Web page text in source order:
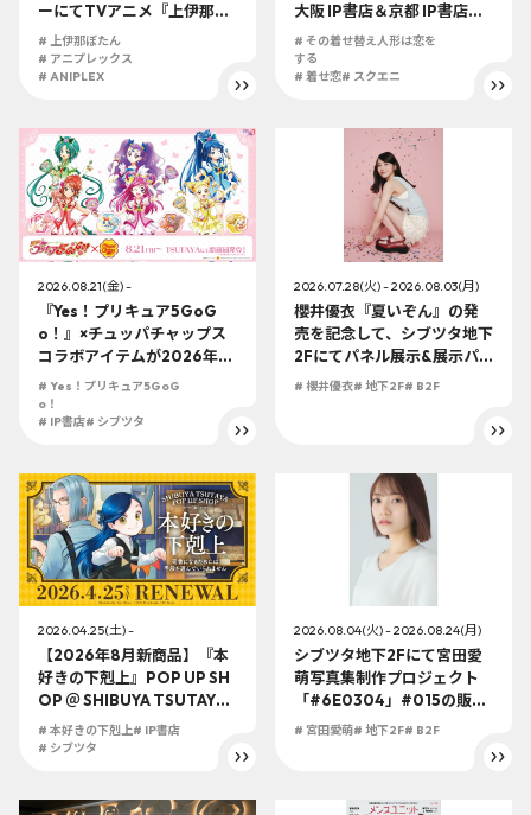
ーにてTVアニメ『上伊那ぼ
たん、酔へる姿は百合の
花』 の展開が決定！！
# 上伊那ぼたん
# アニプレックス
# ANIPLEX
大阪 IP書店＆京都 IP書店『S
QUARE ENIX Official Goo
dsコーナー』にて2026年8
月7日(金)より「その着せ替
# その着せ替え人形は恋を
する
# 着せ恋# スクエニ
2026.08.21(金) -
『Yes！プリキュア5GoG
o！』×チュッパチャップス
コラボアイテムが2026年8
月21日(金)より一部対象のT
SUTAYA店舗にて発売決
定！！
# Yes！プリキュア5GoG
o！
# IP書店# シブツタ
2026.07.28(火) - 2026.08.03(月)
櫻井優衣『夏いぞん』の発
売を記念して、シブツタ地下
2Fにてパネル展示&展示パ
ネル抽選プレゼント企画の
# 櫻井優衣# 地下2F# B2F
2026.04.25(土) -
【2026年8月新商品】『本
好きの下剋上』POP UP SH
OP ＠ SHIBUYA TSUTAYA
6階 IP書店がオープン2周年
リニューアル！！今年もた
# 本好きの下剋上# IP書店
# シブツタ
2026.08.04(火) - 2026.08.24(月)
シブツタ地下2Fにて宮田愛
萌写真集制作プロジェクト
「#6E0304」#015の販売
が決定！さらに、限定特典
# 宮田愛萌# 地下2F# B2F